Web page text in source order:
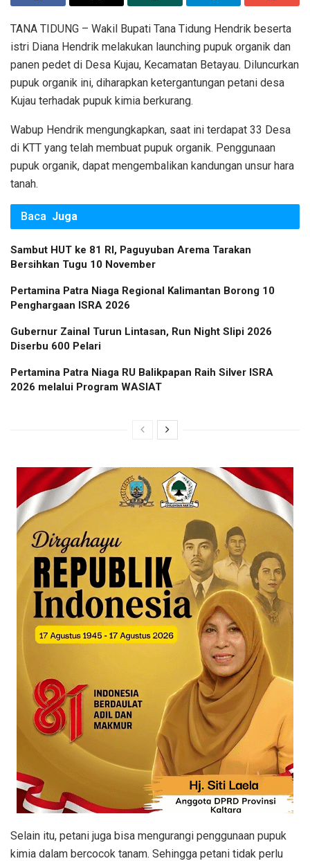
TANA TIDUNG – Wakil Bupati Tana Tidung Hendrik beserta
istri Diana Hendrik melakukan launching pupuk organik dan
panen pedet di Desa Kujau, Kecamatan Betayau. Diluncurkan
pupuk organik ini, diharapkan ketergantungan petani desa
Kujau terhadak pupuk kimia berkurang.
Wabup Hendrik mengungkapkan, saat ini terdapat 33 Desa
di KTT yang telah membuat pupuk organik. Penggunaan
pupuk organik, dapat mengembalikan kandungan unsur hara
tanah.
Baca Juga
Sambut HUT ke 81 RI, Paguyuban Arema Tarakan
Bersihkan Tugu 10 November
Pertamina Patra Niaga Regional Kalimantan Borong 10
Penghargaan ISRA 2026
Gubernur Zainal Turun Lintasan, Run Night Slipi 2026
Diserbu 600 Pelari
Pertamina Patra Niaga RU Balikpapan Raih Silver ISRA
2026 melalui Program WASIAT
Selain itu, petani juga bisa mengurangi penggunaan pupuk
kimia dalam bercocok tanam. Sehingga petani tidak perlu